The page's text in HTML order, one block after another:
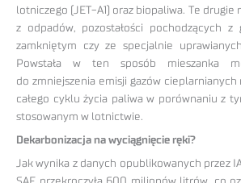
lotniczego (JET-A1) oraz biopaliwa. Te drugie
z odpadów, pozostałości pochodzących z
zamkniętym czy ze specjalnie
Powstała w ten sposób mieszanka
do zmniejszenia emisji gazów
całego cyklu życia paliwa w porównaniu z
stosowanym w lotnictwie.
Dekarbonizacja na wyciągnięcie ręki?
Jak wynika z danych opublikowanych przez